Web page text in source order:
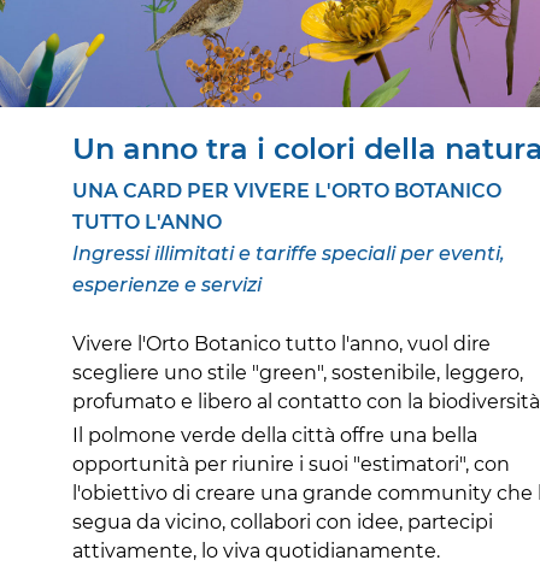
Un anno tra i colori della
UNA CARD PER VIVERE L'ORTO BOTANICO
TUTTO L'ANNO
Ingressi illimitati e tariffe speciali per eventi,
esperienze e servizi
Vivere l'Orto Botanico tutto l'anno, vuol dire
scegliere uno stile "green", sostenibile, leggero,
profumato e libero al contatto con la
Il polmone verde della città offre una bella
opportunità per riunire i suoi "estimatori", con
l'obiettivo di creare una grande community che
segua da vicino, collabori con idee, partecipi
attivamente, lo viva quotidianamente.